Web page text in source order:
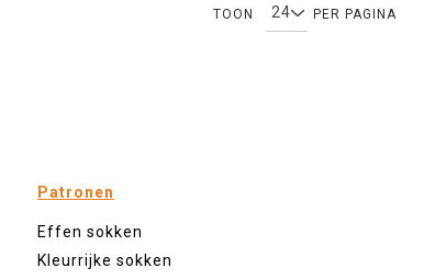
Pagina Pagina
TOON PER PAGINA
Patronen
Effen sokken
Kleurrijke sokken